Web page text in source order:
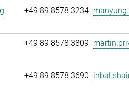
+49 89 8578 3234
+49 89 8578 3809
+49 89 8578 3690